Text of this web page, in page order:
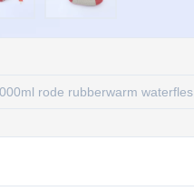
rode rubberwarm waterfles